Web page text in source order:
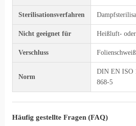
Sterilisationsverfahren
Nicht geeignet für Heißluft-
Verschluss
Norm
DIN EN ISO
868-5
Häufig gestellte Fragen (FAQ)